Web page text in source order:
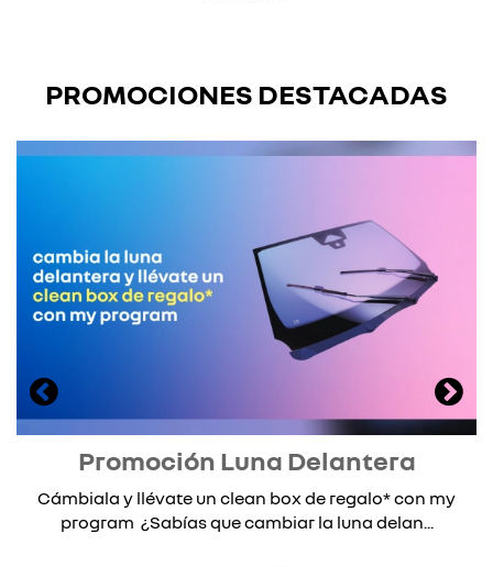
PROMOCIONES DESTACADAS
Promoción Luna Delantera
Cámbiala y llévate un clean box de regalo* con my
program ¿Sabías que cambiar la luna delan...